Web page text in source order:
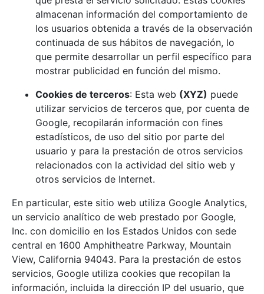
almacenan información del comportamiento de
los usuarios obtenida a través de la observación
continuada de sus hábitos de navegación, lo
que permite desarrollar un perfil específico para
mostrar publicidad en función del mismo.
Cookies de terceros: Esta web (XYZ) puede
utilizar servicios de terceros que, por cuenta de
Google, recopilarán información con fines
estadísticos, de uso del sitio por parte del
usuario y para la prestación de otros servicios
relacionados con la actividad del sitio web y
otros servicios de Internet.
En particular, este sitio web utiliza Google Analytics,
un servicio analítico de web prestado por Google,
Inc. con domicilio en los Estados Unidos con sede
central en 1600 Amphitheatre Parkway, Mountain
View, California 94043. Para la prestación de estos
servicios, Google utiliza cookies que recopilan la
información, incluida la dirección IP del usuario, que